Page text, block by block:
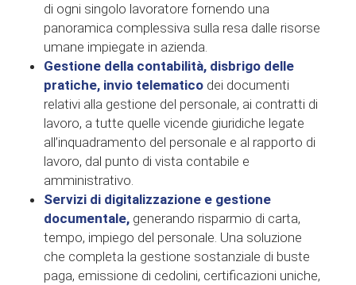
di ogni singolo lavoratore fornendo una
panoramica complessiva sulla resa dalle risorse
umane impiegate in azienda.
Gestione della contabilità, disbrigo delle
pratiche, invio telematico dei documenti
relativi alla gestione del personale, ai contratti di
lavoro, a tutte quelle vicende giuridiche legate
all’inquadramento del personale e al rapporto di
lavoro, dal punto di vista contabile e
amministrativo.
Servizi di digitalizzazione e gestione
documentale, generando risparmio di carta,
tempo, impiego del personale. Una soluzione
che completa la gestione sostanziale di buste
paga, emissione di cedolini, certificazioni uniche,